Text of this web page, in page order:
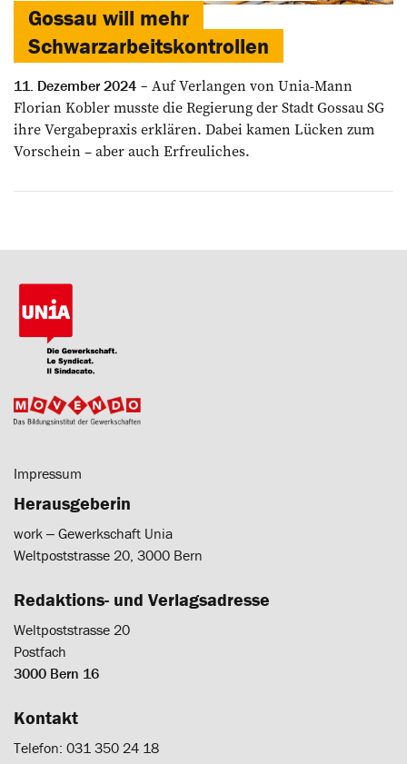
Gossau will mehr
Schwarzarbeitskontrollen
11. Dezember 2024
Auf Verlangen von Unia-Mann
Florian Kobler musste die Regierung der Stadt Gossau SG
ihre Vergabepraxis erklären. Dabei kamen Lücken zum
Vorschein – aber auch Erfreuliches.
Impressum
Herausgeberin
work ‒ Gewerkschaft Unia
Weltpoststrasse 20, 3000 Bern
Redaktions- und Verlagsadresse
Weltpoststrasse 20
Postfach
3000 Bern 16
Kontakt
Telefon: 031 350 24 18